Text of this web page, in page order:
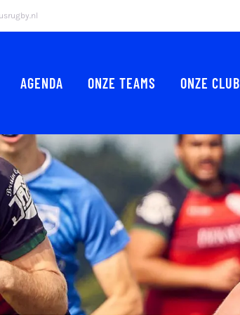
AGENDA ONZE TEAMS ONZE CLUB